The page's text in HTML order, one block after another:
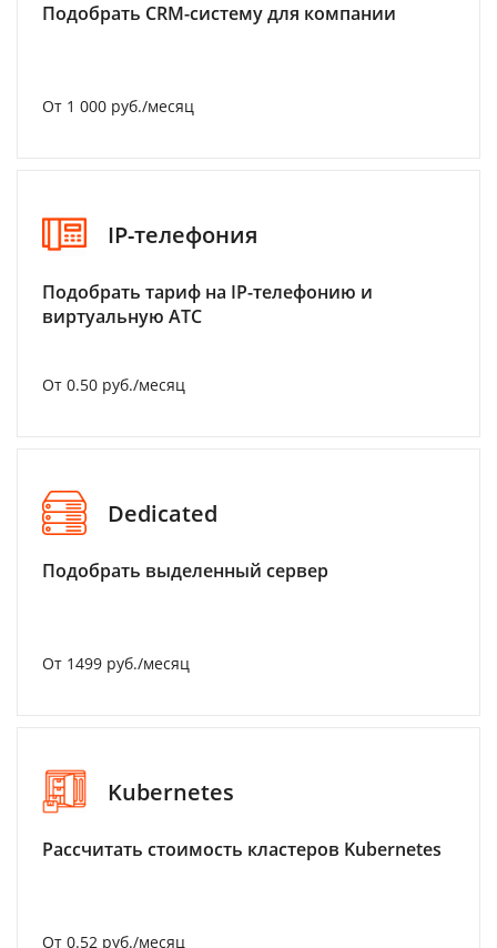
Подобрать CRM-систему для компании
От 1 000 руб./месяц
IP-телефония
Подобрать тариф на IP-телефонию и
виртуальную АТС
От 0.50 руб./месяц
Dedicated
Подобрать выделенный сервер
От 1499 руб./месяц
Kubernetes
Рассчитать стоимость кластеров Kubernetes
От 0.52 руб./месяц